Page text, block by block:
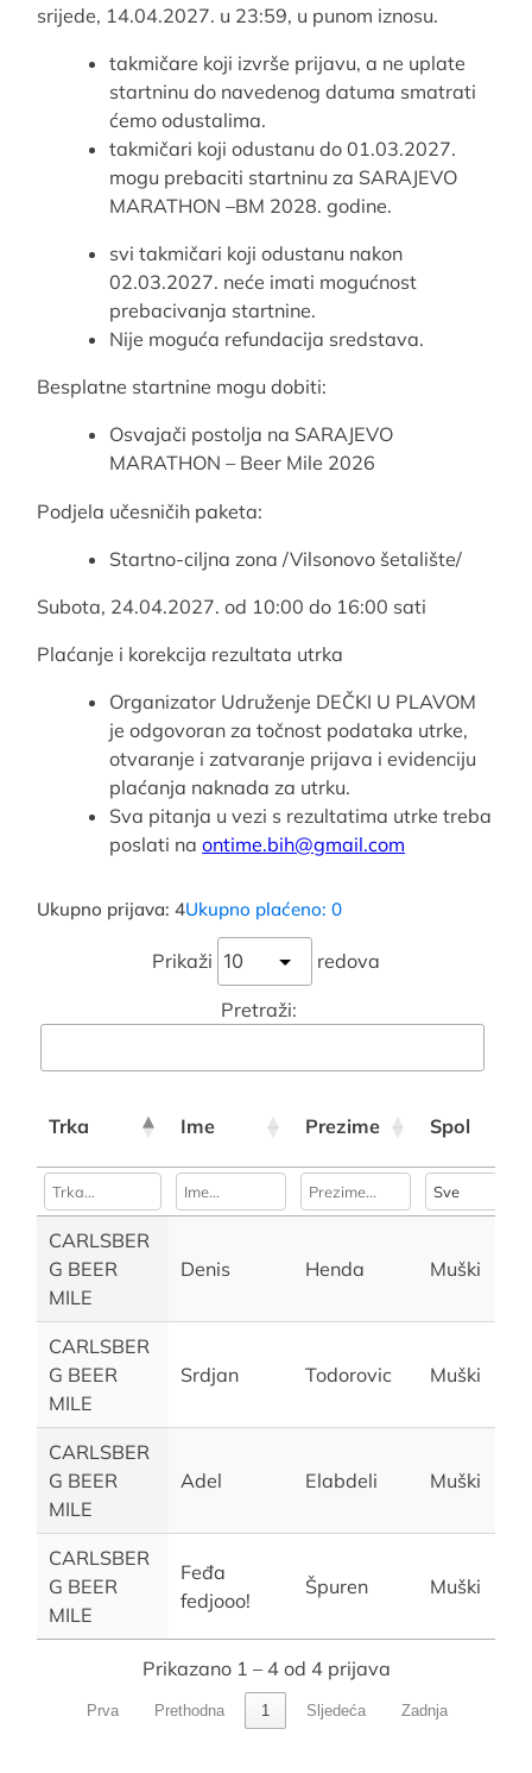
srijede, 14.04.2027. u 23:59, u punom iznosu.
takmičare koji izvrše prijavu, a ne uplate
startninu do navedenog datuma smatrati
ćemo odustalima.
takmičari koji odustanu do 01.03.2027.
mogu prebaciti startninu za SARAJEVO
MARATHON –BM 2028. godine.
svi takmičari koji odustanu nakon
02.03.2027. neće imati mogućnost
prebacivanja startnine.
Nije moguća refundacija sredstava.
Besplatne startnine mogu dobiti:
Osvajači postolja na SARAJEVO
MARATHON – Beer Mile 2026
Podjela učesničih paketa:
Startno-ciljna zona /Vilsonovo šetalište/
Subota, 24.04.2027. od 10:00 do 16:00 sati
Plaćanje i korekcija rezultata utrka
Organizator Udruženje DEČKI U PLAVOM
je odgovoran za točnost podataka utrke,
otvaranje i zatvaranje prijava i evidenciju
plaćanja naknada za utrku.
Sva pitanja u vezi s rezultatima utrke treba
poslati naontime.bih@gmail.com
Ukupno prijava: 4Ukupno plaćeno: 0
Prikaži redova
Pretraži:
Trka Ime Prezime Spol
CARLSBER
G BEER
MILE
Denis Henda Muški
CARLSBER
G BEER
MILE
Srdjan Todorovic Muški
CARLSBER
G BEER
MILE
Adel Elabdeli Muški
CARLSBER
G BEER
MILE
Feđa
fedjooo!
Špuren Muški
Prikazano 1 – 4 od 4 prijava
Prva Prethodna 1 Sljedeća Zadnja